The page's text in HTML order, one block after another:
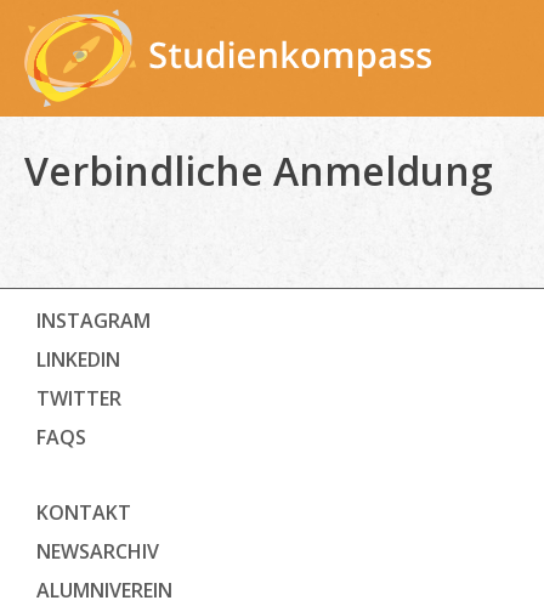
content
Verbindliche Anmeldung
INSTAGRAM
LINKEDIN
TWITTER
FAQS
KONTAKT
NEWSARCHIV
ALUMNIVEREIN